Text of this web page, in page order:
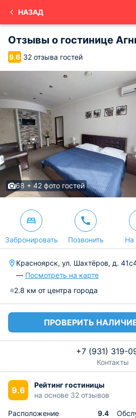
НАЗАД
Отзывы о гостинице
9.6 32 отзыва гостей
68 + 42 фото гостей
Забронировать Позвонить На
Красноярск, ул. Шахтёров, д.
— Посмотреть на карте
2.8 км от центра города
ПРОВЕРИТЬ
+7 (931) 319-
Контакты
9.6
Рейтинг гостиницы
на основе 32 отзывов
Расположение 9.4